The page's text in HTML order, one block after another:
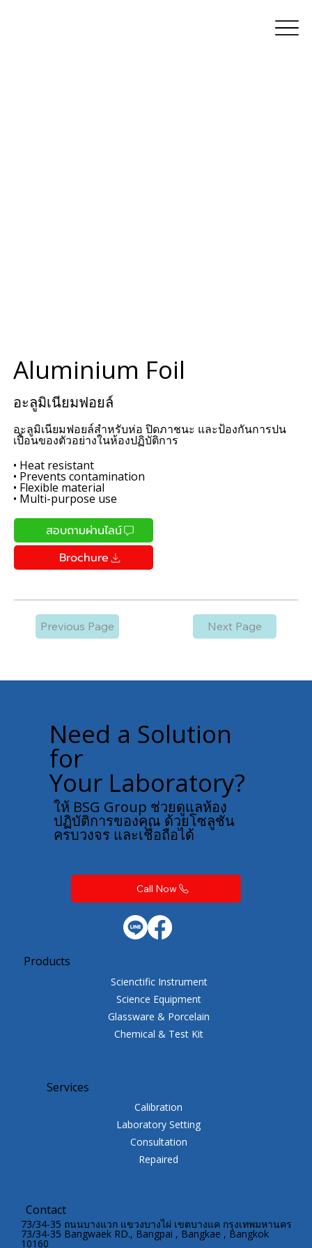
Aluminium Foil
อะลูมิเนียมฟอยล์
อะลูมิเนียมฟอยล์สำหรับห่อ ปิดภาชนะ และป้องกันการปน
เปื้อนของตัวอย่างในห้องปฏิบัติการ
• Heat resistant
• Prevents contamination
• Flexible material
• Multi-purpose use
สอบถามผ่านไลน์
Brochure
Previous Page Next Page
Need a Solution
for
Your Laboratory?
ให้ BSG Group ช่วยดูแลห้อง
ปฏิบัติการของคุณ ด้วยโซลูชั่น
ครบวงจร และเชื่อถือได้
Call Now
Products
Scienctific Instrument
Science Equipment
Glassware & Porcelain
Chemical & Test Kit
Services
Calibration
Laboratory Setting
Consultation
Repaired
Contact
73/34-35 ถนนบางแวก แขวงบางไผ่ เขตบางแค กรุงเทพมหานคร
73/34-35 Bangwaek RD., Bangpai , Bangkae , Bangkok
10160